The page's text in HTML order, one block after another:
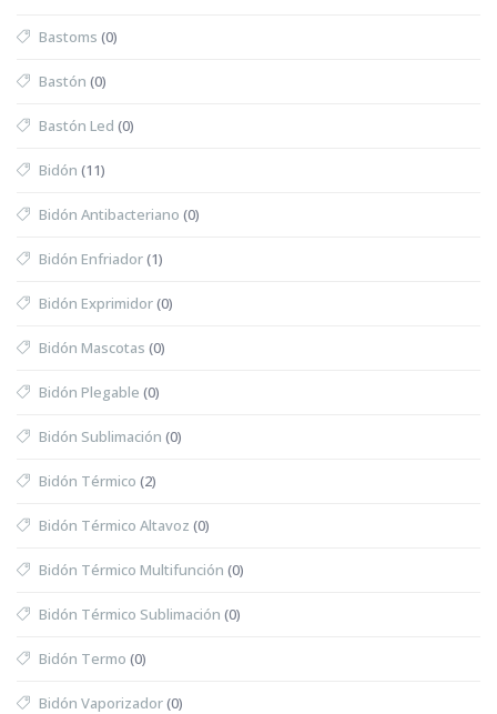
Bastoms (0)
Bastón (0)
Bastón Led (0)
Bidón (11)
Bidón Antibacteriano (0)
Bidón Enfriador(1)
Bidón Exprimidor(0)
Bidón Mascotas (0)
Bidón Plegable (0)
Bidón Sublimación (0)
Bidón Térmico (2)
Bidón Térmico Altavoz (0)
Bidón Térmico Multifunción (0)
Bidón Térmico Sublimación (0)
Bidón Termo (0)
Bidón Vaporizador(0)